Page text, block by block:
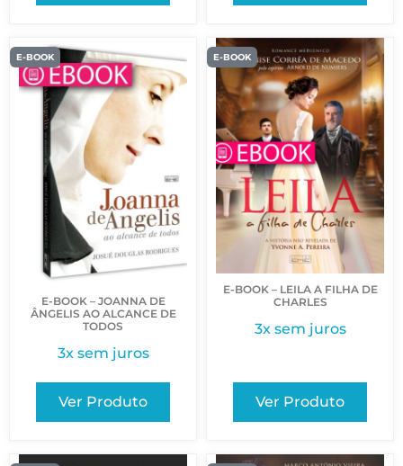
E-BOOK
E-BOOK – JOANNA DE
ÂNGELIS AO ALCANCE DE
TODOS
3x sem juros
Ver Produto
E-BOOK
E-BOOK – LEILA A FILHA DE
CHARLES
3x sem juros
Ver Produto